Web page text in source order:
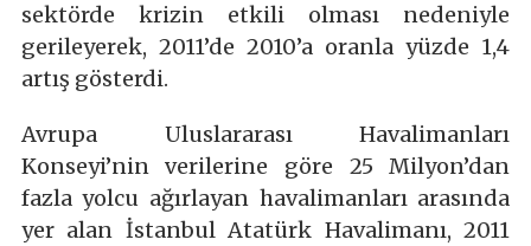
sektörde krizin etkili olması nedeniyle
gerileyerek, 2011’de 2010’a oranla yüzde 1,4
artış gösterdi.
Avrupa Uluslararası Havalimanları
Konseyi’nin verilerine göre 25 Milyon’dan
fazla yolcu ağırlayan havalimanları arasında
yer alan İstanbul Atatürk Havalimanı, 2011